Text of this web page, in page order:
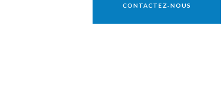
CONTACTEZ-NOUS